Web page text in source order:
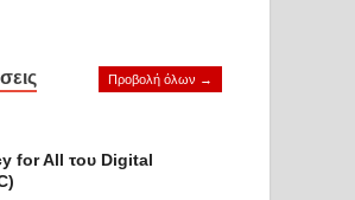
Προβολή όλων →
for All του Digital